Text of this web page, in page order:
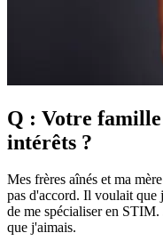
Q : Votre famille
intérêts ?
Mes frères aînés et ma
pas d'accord. Il voulait que
de me spécialiser en
que j'aimais.